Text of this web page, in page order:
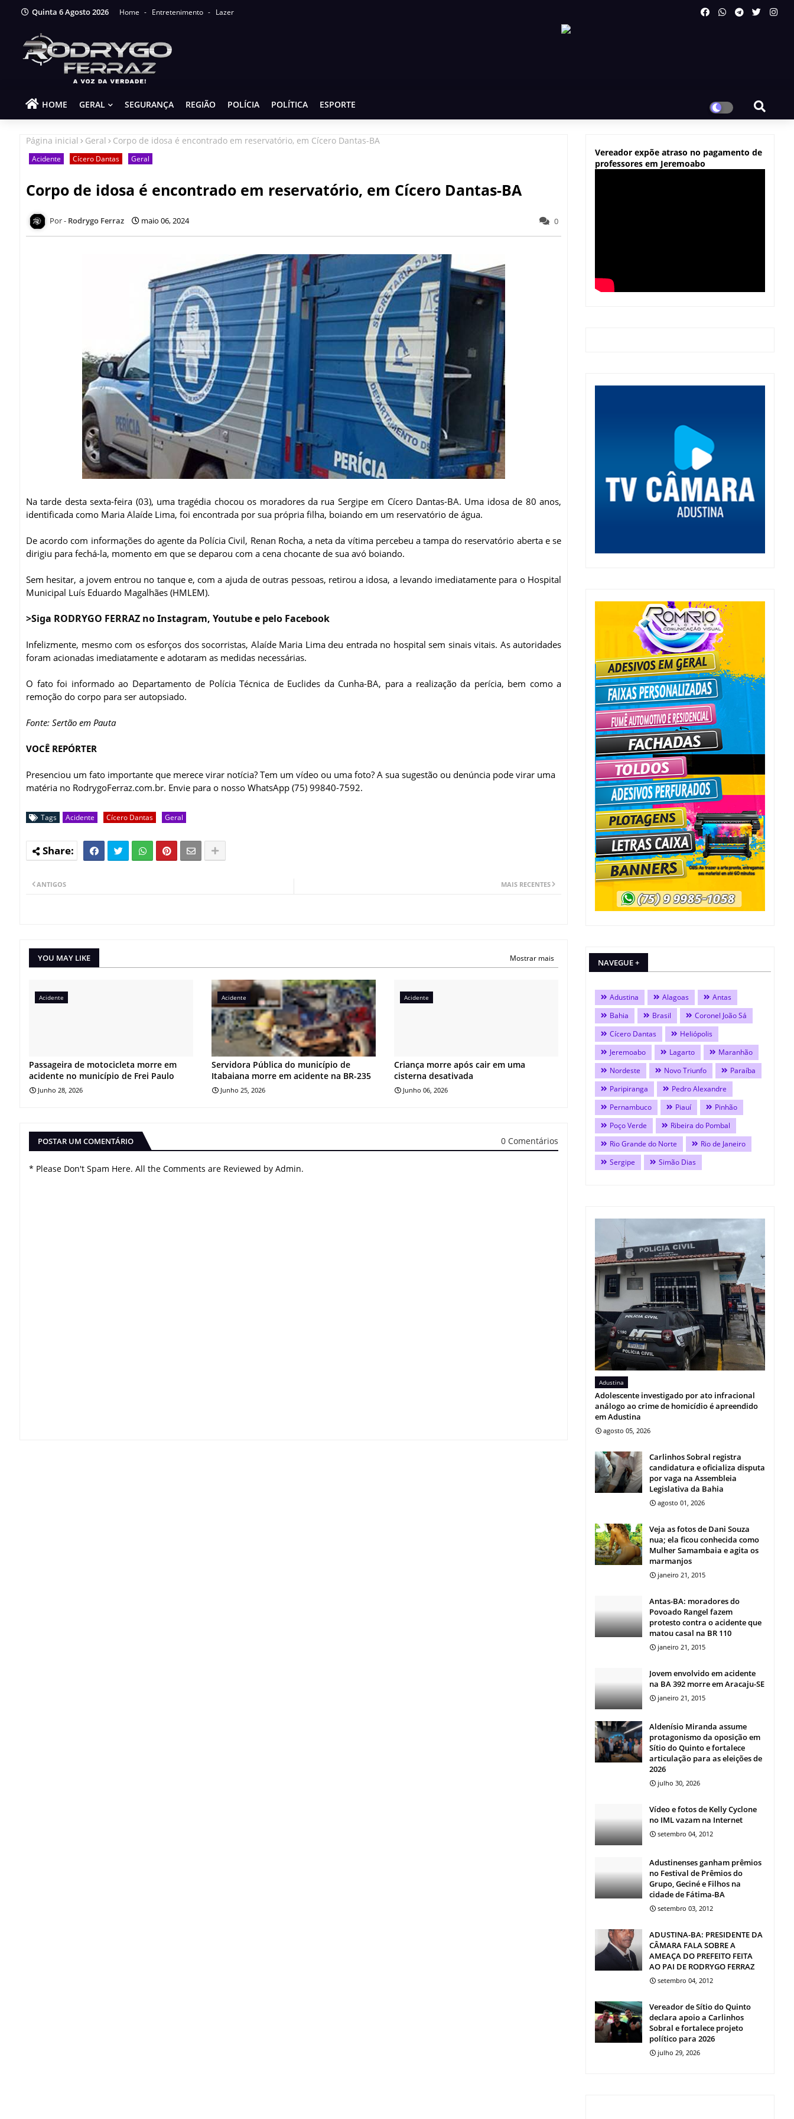
Quinta 6 Agosto 2026 Home Entretenimento Lazer
HOME GERAL SEGURANÇA REGIÃO POLÍCIA POLÍTICA ESPORTE
Página inicial Geral Corpo de idosa é encontrado em reservatório, em Cícero Dantas-BA
Acidente Cícero Dantas Geral
Corpo de idosa é encontrado em reservatório, em Cícero Dantas-BA
Rodrygo Ferraz maio 06, 2024 0
Na tarde desta sexta-feira (03), uma tragédia chocou os moradores da rua Sergipe em Cícero Dantas-BA. Uma idosa de 80 anos,
identificada como Maria Alaíde Lima, foi encontrada por sua própria filha, boiando em um reservatório de água.
De acordo com informações do agente da Polícia Civil, Renan Rocha, a neta da vítima percebeu a tampa do reservatório aberta e se
dirigiu para fechá-la, momento em que se deparou com a cena chocante de sua avó boiando.
Sem hesitar, a jovem entrou no tanque e, com a ajuda de outras pessoas, retirou a idosa, a levando imediatamente para o Hospital
Municipal Luís Eduardo Magalhães (HMLEM).
>Siga RODRYGO FERRAZ no Instagram, Youtube e pelo Facebook
Infelizmente, mesmo com os esforços dos socorristas, Alaíde Maria Lima deu entrada no hospital sem sinais vitais. As autoridades
foram acionadas imediatamente e adotaram as medidas necessárias.
O fato foi informado ao Departamento de Polícia Técnica de Euclides da Cunha-BA, para a realização da perícia, bem como a
remoção do corpo para ser autopsiado.
Fonte: Sertão em Pauta
VOCÊ REPÓRTER
Presenciou um fato importante que merece virar notícia? Tem um vídeo ou uma foto? A sua sugestão ou denúncia pode virar uma
matéria no RodrygoFerraz.com.br. Envie para o nosso WhatsApp (75) 99840-7592.
Tags Acidente Cícero Dantas Geral
MAIS RECENTES
ANTIGOS
YOU MAY LIKE Mostrar mais
Acidente
Passageira de motocicleta morre em
acidente no município de Frei Paulo
Junho 28, 2026
Acidente
Servidora Pública do município de
Itabaiana morre em acidente na BR-235
Junho 25, 2026
Acidente
Criança morre após cair em uma
cisterna desativada
Junho 06, 2026
POSTAR UM COMENTÁRIO 0 Comentários
* Please Don't Spam Here. All the Comments are Reviewed by Admin.
Vereador expõe atraso no pagamento de
professores em Jeremoabo
NAVEGUE +
Adustina Alagoas
Antas
Bahia
Brasil
Coronel João Sá
Cícero Dantas
Heliópolis
Jeremoabo
Lagarto
Maranhão
Nordeste
Novo Triunfo
Paraíba
Paripiranga
Pedro Alexandre
Pernambuco
Piauí
Pinhão
Poço Verde
Ribeira do Pombal
Rio Grande do Norte
Rio de Janeiro
Sergipe
Simão Dias
Adustina
Adolescente investigado por ato infracional
análogo ao crime de homicídio é apreendido
em Adustina
agosto 05, 2026
Carlinhos Sobral registra
candidatura e oficializa disputa
por vaga na Assembleia
Legislativa da Bahia
agosto 01, 2026
Veja as fotos de Dani Souza
nua; ela ficou conhecida como
Mulher Samambaia e agita os
marmanjos
janeiro 21, 2015
Antas-BA: moradores do
Povoado Rangel fazem
protesto contra o acidente que
matou casal na BR 110
janeiro 21, 2015
Jovem envolvido em acidente
na BA 392 morre em Aracaju-SE
janeiro 21, 2015
Aldenísio Miranda assume
protagonismo da oposição em
Sítio do Quinto e fortalece
articulação para as eleições de
2026
julho 30, 2026
Vídeo e fotos de Kelly Cyclone
no IML vazam na Internet
setembro 04, 2012
Adustinenses ganham prêmios
no Festival de Prêmios do
Grupo, Geciné e Filhos na
cidade de Fátima-BA
setembro 03, 2012
ADUSTINA-BA: PRESIDENTE DA
CÂMARA FALA SOBRE A
AMEAÇA DO PREFEITO FEITA
AO PAI DE RODRYGO FERRAZ
setembro 04, 2012
Vereador de Sítio do Quinto
declara apoio a Carlinhos
Sobral e fortalece projeto
político para 2026
julho 29, 2026